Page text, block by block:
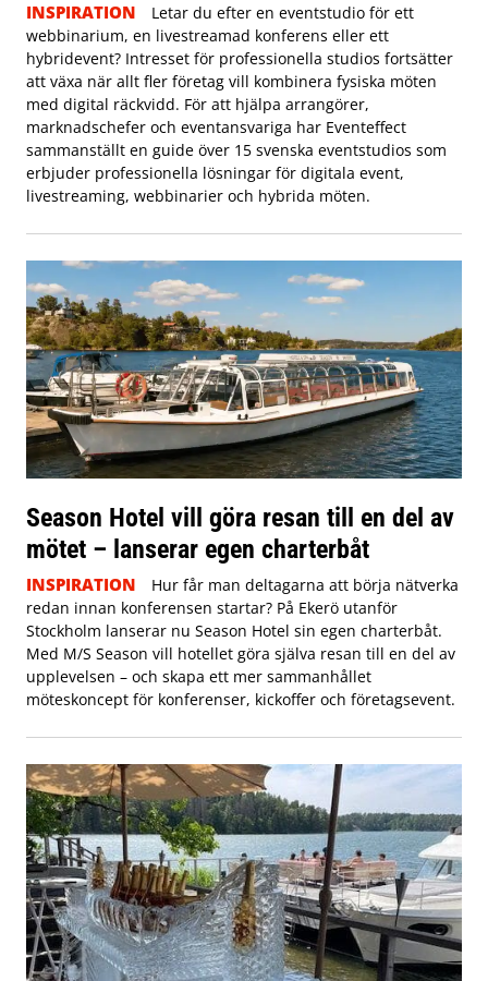
INSPIRATION
Letar du efter en eventstudio för ett
webbinarium, en livestreamad konferens eller ett
hybridevent? Intresset för professionella studios fortsätter
att växa när allt fler företag vill kombinera fysiska möten
med digital räckvidd. För att hjälpa arrangörer,
marknadschefer och eventansvariga har Eventeffect
sammanställt en guide över 15 svenska eventstudios som
erbjuder professionella lösningar för digitala event,
livestreaming, webbinarier och hybrida möten.
Season Hotel vill göra resan till en del av
mötet – lanserar egen charterbåt
INSPIRATION
Hur får man deltagarna att börja nätverka
redan innan konferensen startar? På Ekerö utanför
Stockholm lanserar nu Season Hotel sin egen charterbåt.
Med M/S Season vill hotellet göra själva resan till en del av
upplevelsen – och skapa ett mer sammanhållet
möteskoncept för konferenser, kickoffer och företagsevent.